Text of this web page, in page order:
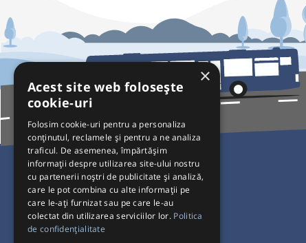
Pentru Călători
Curse autobuz
Plecări/Sosiri
×
Acest site web folosește
cookie-uri
Folosim cookie-uri pentru a personaliza
conținutul, reclamele și pentru a ne analiza
traficul. De asemenea, împărtășim
informații despre utilizarea site-ului nostru
cu partenerii noștri de publicitate și analiză,
care le pot combina cu alte informații pe
care le-ați furnizat sau pe care le-au
colectat din utilizarea serviciilor lor. Politica
de confidențialitate